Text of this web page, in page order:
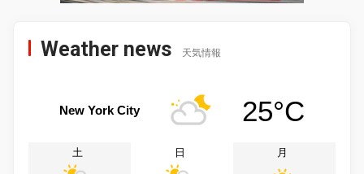
Weather news 天気情報
New York City 25°C
土 日 月